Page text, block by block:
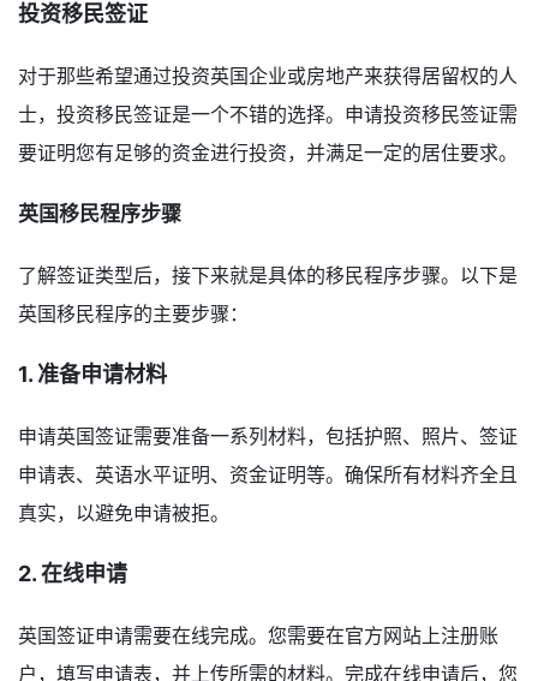
投资移民签证
对于那些希望通过投资英国企业或房地产来获得居留权的人
士，投资移民签证是一个不错的选择。申请投资移民签证需
要证明您有足够的资金进行投资，并满足一定的居住要求。
英国移民程序步骤
了解签证类型后，接下来就是具体的移民程序步骤。以下是
英国移民程序的主要步骤：
1. 准备申请材料
申请英国签证需要准备一系列材料，包括护照、照片、签证
申请表、英语水平证明、资金证明等。确保所有材料齐全且
真实，以避免申请被拒。
2. 在线申请
英国签证申请需要在线完成。您需要在官方网站上注册账
户，填写申请表，并上传所需的材料。完成在线申请后，您